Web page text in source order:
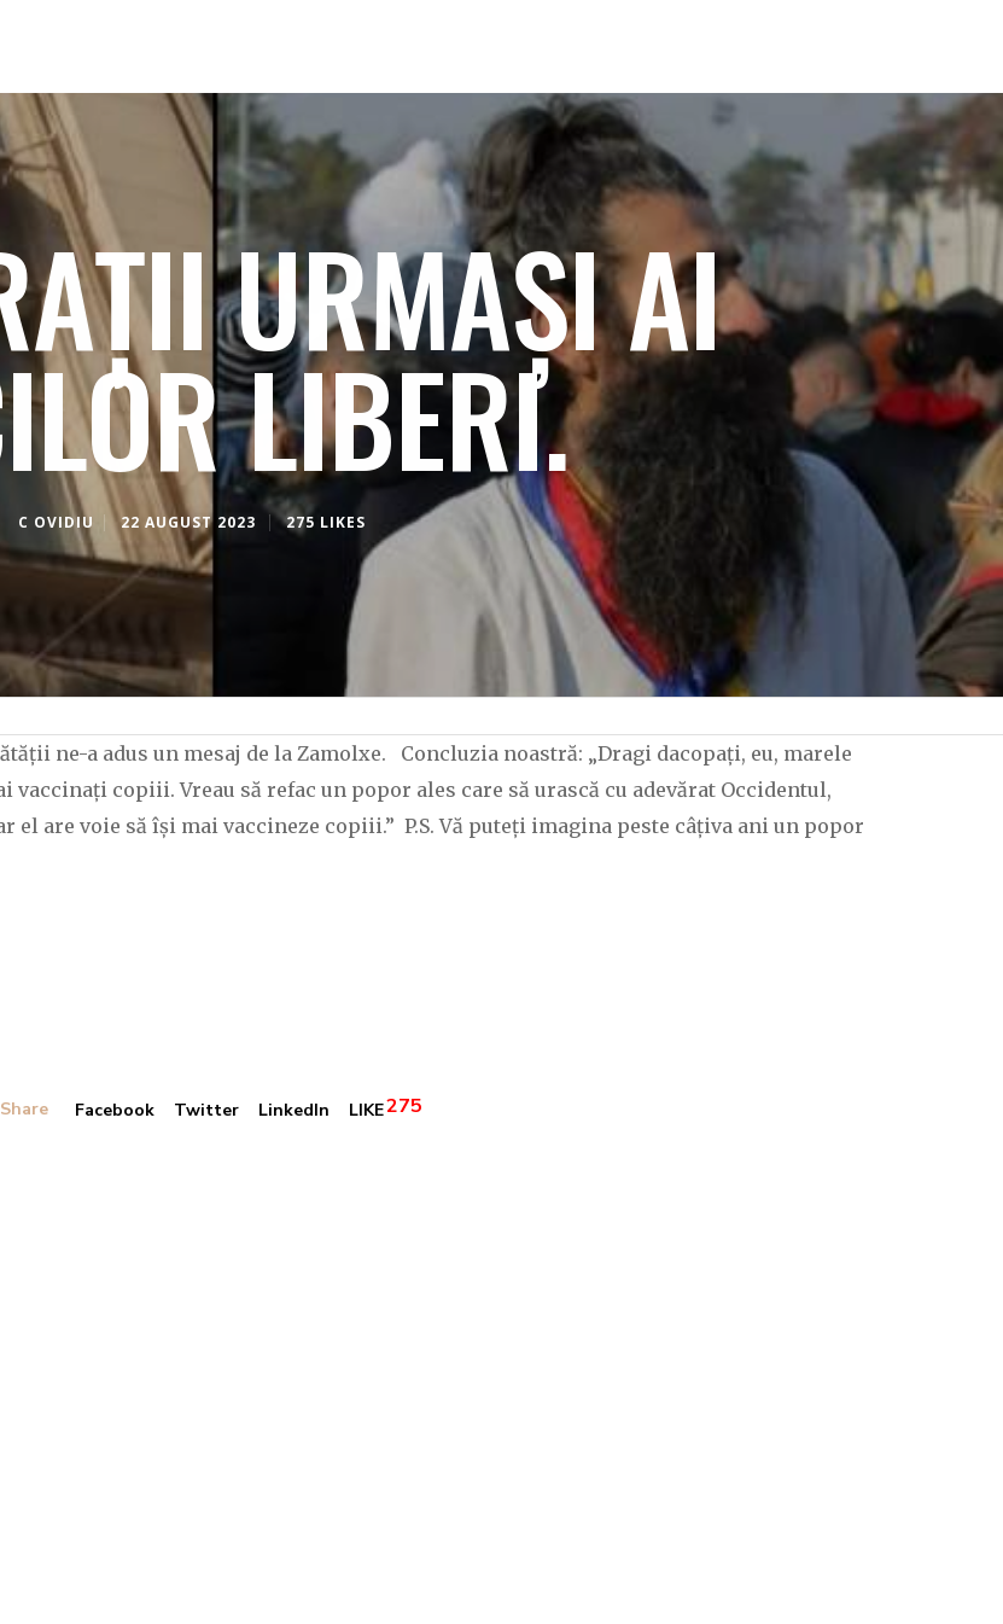
URMAȘI AI
LIBERI.
C OVIDIU 22 AUGUST 2023 275 LIKES
ne-a adus un mesaj de la Zamolxe. Concluzia noastră: „Dragi dacopați, eu, marele
vaccinați copiii. Vreau să refac un popor ales care să urască cu adevărat Occidentul,
el are voie să își mai vaccineze copiii.” P.S. Vă puteți imagina peste câțiva ani un popor
Share Facebook Twitter LinkedIn LIKE275